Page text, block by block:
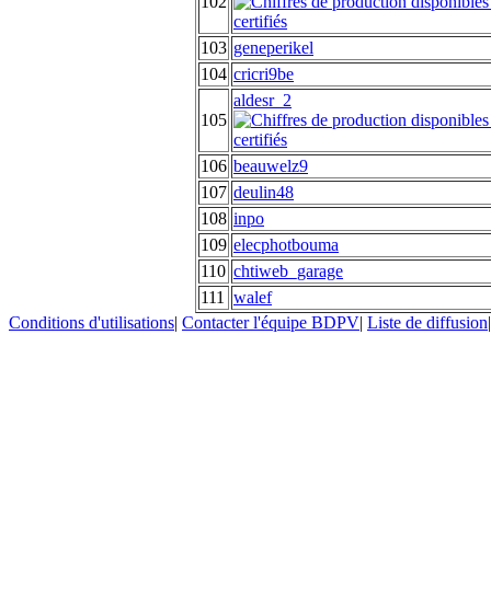
103 geneperikel
104 cricri9be
105
aldesr_2
106 beauwelz9
107 deulin48
108 inpo
109 elecphotbouma
110 chtiweb_garage
111
walef
Conditions d'utilisations| Contacter l'équipe BDPV| Liste de diffusion